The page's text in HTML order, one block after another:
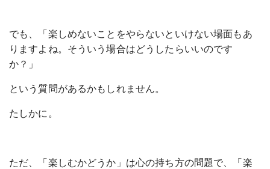
でも、「楽しめないことをやらないといけない場面もあ
りますよね。そういう場合はどうしたらいいのです
か？」
という質問があるかもしれません。
たしかに。
ただ、「楽しむかどうか」は心の持ち方の問題で、「楽